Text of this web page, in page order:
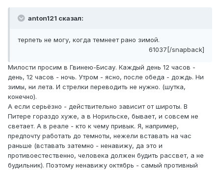
anton121 сказал:
терпеть не могу, когда темнеет рано зимой.
61037[/snapback]
Милости просим в Гвинею-Бисау. Каждый день 12 часов -
день, 12 часов - ночь. Утром - ясно, после обеда - дождь. Ни
зимы, ни лета. И стрелки переводить не нужно. (шутка,
конечно).
А если серьёзно - действительно зависит от широты. В
Питере гораздо хуже, а в Норильске, бывает, и совсем не
светает. А в реале - кто к чему привык. Я, например,
предпочту работать до темноты, нежели вставать на час
раньше (вставать затемно - ненавижу, да это и
противоестественно, человека должен будить рассвет, а не
будильник). Поэтому ненавижу октябрь - самый противный